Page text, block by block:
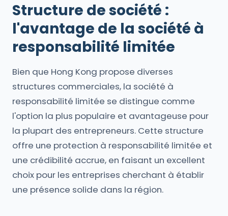
Structure de société :
l'avantage de la société à
responsabilité limitée
Bien que Hong Kong propose diverses
structures commerciales, la société à
responsabilité limitée se distingue comme
l'option la plus populaire et avantageuse pour
la plupart des entrepreneurs. Cette structure
offre une protection à responsabilité limitée et
une crédibilité accrue, en faisant un excellent
choix pour les entreprises cherchant à établir
une présence solide dans la région.